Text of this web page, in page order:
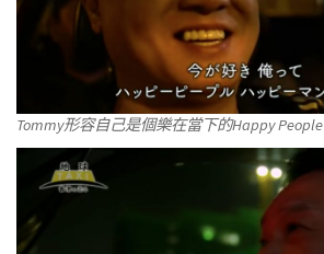
Tommy形容自己是個樂在當下的Happy People